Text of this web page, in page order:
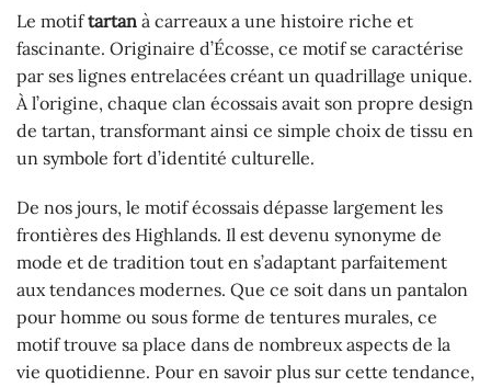
Le motiftartan à carreaux a une histoire riche et
fascinante. Originaire d’Écosse, ce motif se caractérise
par ses lignes entrelacées créant un quadrillage unique.
À l’origine, chaque clan écossais avait son propre design
de tartan, transformant ainsi ce simple choix de tissu en
un symbole fort d’identité culturelle.
De nos jours, le motif écossais dépasse largement les
frontières des Highlands. Il est devenu synonyme de
mode et de tradition tout en s’adaptant parfaitement
aux tendances modernes. Que ce soit dans un pantalon
pour homme ou sous forme de tentures murales, ce
motif trouve sa place dans de nombreux aspects de la
vie quotidienne. Pour en savoir plus sur cette tendance,